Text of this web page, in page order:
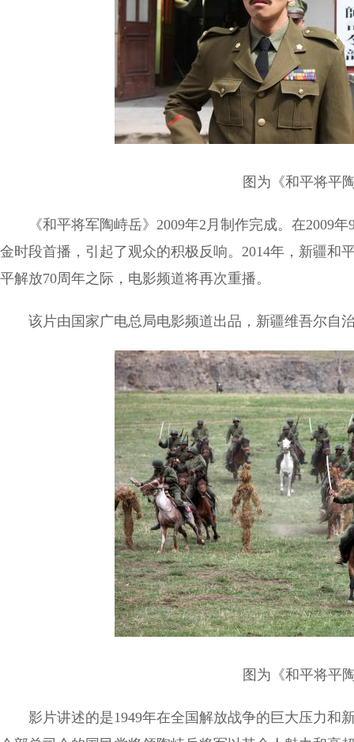
图为《和平将平陶
《和平将军陶峙岳》2009年2月制作完成。在2009年
金时段首播，引起了观众的积极反响。2014年，新疆和
平解放70周年之际，电影频道将再次重播。
该片由国家广电总局电影频道出品，新疆维吾尔自
图为《和平将平陶
影片讲述的是1949年在全国解放战争的巨大压力和